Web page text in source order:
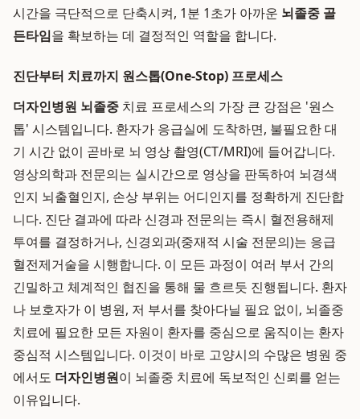
시간을 극단적으로 단축시켜, 1분 1초가 아까운 뇌졸중 골
든타임을 확보하는 데 결정적인 역할을 합니다.
진단부터 치료까지 원스톱(One-Stop) 프로세스
더자인병원 뇌졸중 치료 프로세스의 가장 큰 강점은 '원스
톱' 시스템입니다. 환자가 응급실에 도착하면, 불필요한 대
기 시간 없이 곧바로 뇌 영상 촬영(CT/MRI)에 들어갑니다.
영상의학과 전문의는 실시간으로 영상을 판독하여 뇌경색
인지 뇌출혈인지, 손상 부위는 어디인지를 정확하게 진단합
니다. 진단 결과에 따라 신경과 전문의는 즉시 혈전용해제
투여를 결정하거나, 신경외과(중재적 시술 전문의)는 응급
혈전제거술을 시행합니다. 이 모든 과정이 여러 부서 간의
긴밀하고 체계적인 협진을 통해 물 흐르듯 진행됩니다. 환자
나 보호자가 이 병원, 저 부서를 찾아다닐 필요 없이, 뇌졸중
치료에 필요한 모든 자원이 환자를 중심으로 움직이는 환자
중심적 시스템입니다. 이것이 바로 고양시의 수많은 병원 중
에서도 더자인병원이 뇌졸중 치료에 독보적인 신뢰를 얻는
이유입니다.